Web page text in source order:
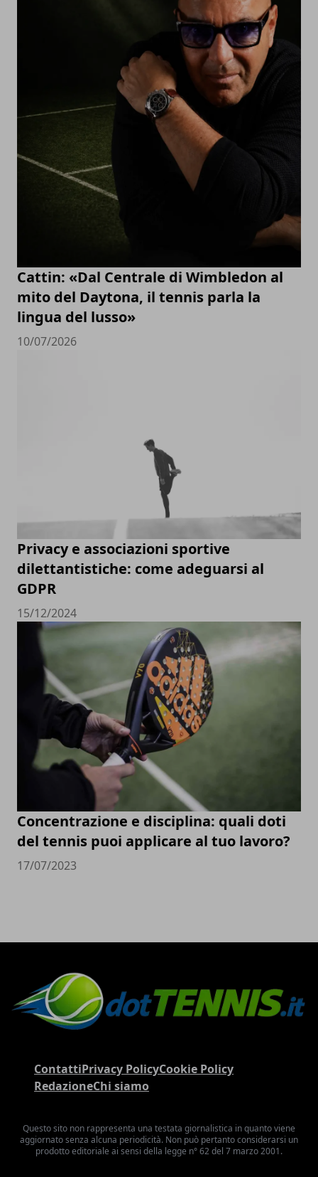
Cattin: «Dal Centrale di Wimbledon al
mito del Daytona, il tennis parla la
lingua del lusso»
10/07/2026
Privacy e associazioni sportive
dilettantistiche: come adeguarsi al
GDPR
15/12/2024
Concentrazione e disciplina: quali doti
del tennis puoi applicare al tuo lavoro?
17/07/2023
ContattiPrivacy PolicyCookie Policy
RedazioneChi siamo
Questo sito non rappresenta una testata giornalistica in quanto viene
aggiornato senza alcuna periodicità. Non può pertanto considerarsi un
prodotto editoriale ai sensi della legge n° 62 del 7 marzo 2001.